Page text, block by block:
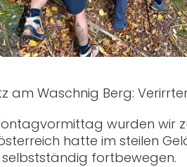
am Waschnig Berg:
wurden wir
hatte im steilen
fortbewegen.